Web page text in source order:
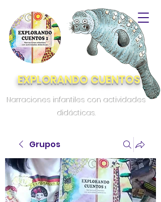
EXPLORANDO CUENTOS
Narraciones infantiles con actividades
didácticas.
Grupos